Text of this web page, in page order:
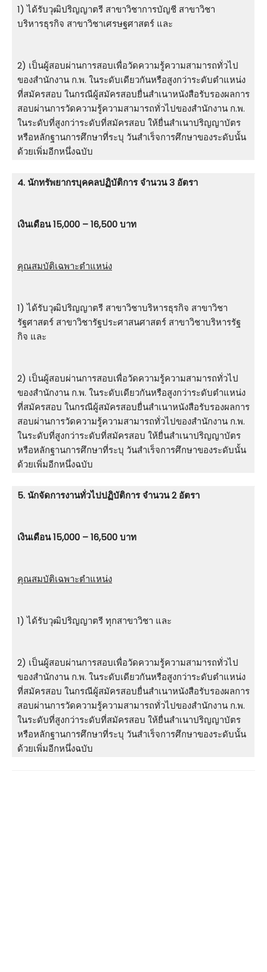
1) ได้รับวุฒิปริญญาตรี สาขาวิชาการบัญชี สาขาวิชา
บริหารธุรกิจ สาขาวิชาเศรษฐศาสตร์ และ
2) เป็นผู้สอบผ่านการสอบเพื่อวัดความรู้ความสามารถทั่วไป
ของสำนักงาน ก.พ. ในระดับเดียวกันหรือสูงกว่าระดับตำแหน่ง
ที่สมัครสอบ ในกรณีผู้สมัครสอบยื่นสำเนาหนังสือรับรองผลการ
สอบผ่านการวัดความรู้ความสามารถทั่วไปของสำนักงาน ก.พ.
ในระดับที่สูงกว่าระดับที่สมัครสอบ ให้ยื่นสำเนาปริญญาบัตร
หรือหลักฐานการศึกษาที่ระบุ วันสำเร็จการศึกษาของระดับนั้น
ด้วยเพิ่มอีกหนึ่งฉบับ
4. นักทรัพยากรบุคคลปฏิบัติการ จำนวน 3 อัตรา
เงินเดือน 15,000 – 16,500 บาท
คุณสมบัติเฉพาะตำแหน่ง
1) ได้รับวุฒิปริญญาตรี สาขาวิชาบริหารธุรกิจ สาขาวิชา
รัฐศาสตร์ สาขาวิชารัฐประศาสนศาสตร์ สาขาวิชาบริหารรัฐ
กิจ และ
2) เป็นผู้สอบผ่านการสอบเพื่อวัดความรู้ความสามารถทั่วไป
ของสำนักงาน ก.พ. ในระดับเดียวกันหรือสูงกว่าระดับตำแหน่ง
ที่สมัครสอบ ในกรณีผู้สมัครสอบยื่นสำเนาหนังสือรับรองผลการ
สอบผ่านการวัดความรู้ความสามารถทั่วไปของสำนักงาน ก.พ.
ในระดับที่สูงกว่าระดับที่สมัครสอบ ให้ยื่นสำเนาปริญญาบัตร
หรือหลักฐานการศึกษาที่ระบุ วันสำเร็จการศึกษาของระดับนั้น
ด้วยเพิ่มอีกหนึ่งฉบับ
5. นักจัดการงานทั่วไปปฏิบัติการ จำนวน 2 อัตรา
เงินเดือน 15,000 – 16,500 บาท
คุณสมบัติเฉพาะตำแหน่ง
1) ได้รับวุฒิปริญญาตรี ทุกสาขาวิชา และ
2) เป็นผู้สอบผ่านการสอบเพื่อวัดความรู้ความสามารถทั่วไป
ของสำนักงาน ก.พ. ในระดับเดียวกันหรือสูงกว่าระดับตำแหน่ง
ที่สมัครสอบ ในกรณีผู้สมัครสอบยื่นสำเนาหนังสือรับรองผลการ
สอบผ่านการวัดความรู้ความสามารถทั่วไปของสำนักงาน ก.พ.
ในระดับที่สูงกว่าระดับที่สมัครสอบ ให้ยื่นสำเนาปริญญาบัตร
หรือหลักฐานการศึกษาที่ระบุ วันสำเร็จการศึกษาของระดับนั้น
ด้วยเพิ่มอีกหนึ่งฉบับ